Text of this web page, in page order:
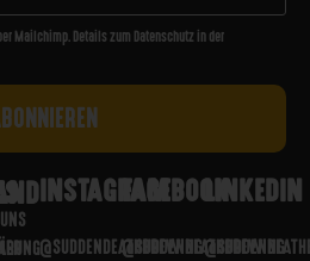
Mailchimp. Details zum Datenschutz in der
INSTAGRAM
@SUDDENDEATHBREWING
FACEBOOK
@SUDDENDEATHBREWING
LINKEDIN